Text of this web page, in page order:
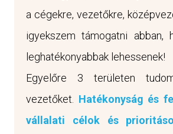
a cégekre, vezetőkre,
igyekszem támogatni abban,
leghatékonyabbak lehessenek!
Egyelőre 3 területen
vezetőket. Hatékonyság és
vállalati célok és